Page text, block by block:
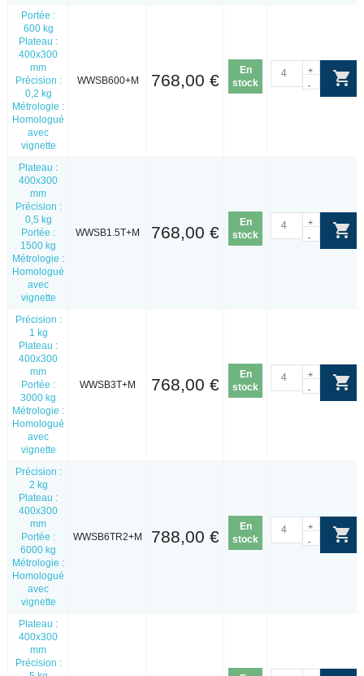
Portée :
600 kg
Plateau :
400x300
mm
Précision :
0,2 kg
Métrologie :
Homologué
avec
vignette
WWSB600+M 768,00 €
En
stock
+
-
Plateau :
400x300
mm
Précision :
0,5 kg
Portée :
1500 kg
Métrologie :
Homologué
avec
vignette
WWSB1.5T+M 768,00 €
En
stock
+
-
Précision :
1 kg
Plateau :
400x300
mm
Portée :
3000 kg
Métrologie :
Homologué
avec
vignette
WWSB3T+M 768,00 €
En
stock
+
-
Précision :
2 kg
Plateau :
400x300
mm
Portée :
6000 kg
Métrologie :
Homologué
avec
vignette
WWSB6TR2+M 788,00 €
En
stock
+
-
Plateau :
400x300
mm
Précision :